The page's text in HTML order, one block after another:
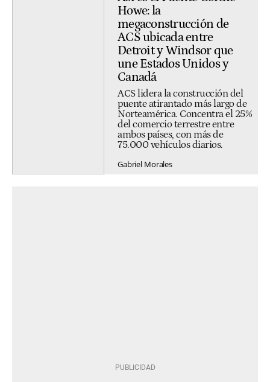
Howe: la
megaconstrucción de
ACS ubicada entre
Detroit y Windsor que
une Estados Unidos y
Canadá
ACS lidera la construcción del
puente atirantado más largo de
Norteamérica. Concentra el 25%
del comercio terrestre entre
ambos países, con más de
75.000 vehículos diarios.
Gabriel Morales